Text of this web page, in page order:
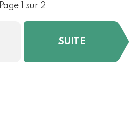
Page 1 sur 2
SUITE